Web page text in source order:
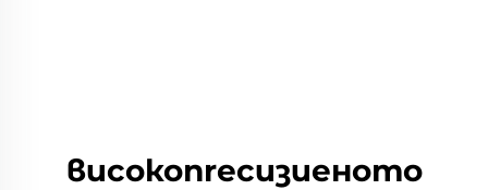
високопrecизиеното